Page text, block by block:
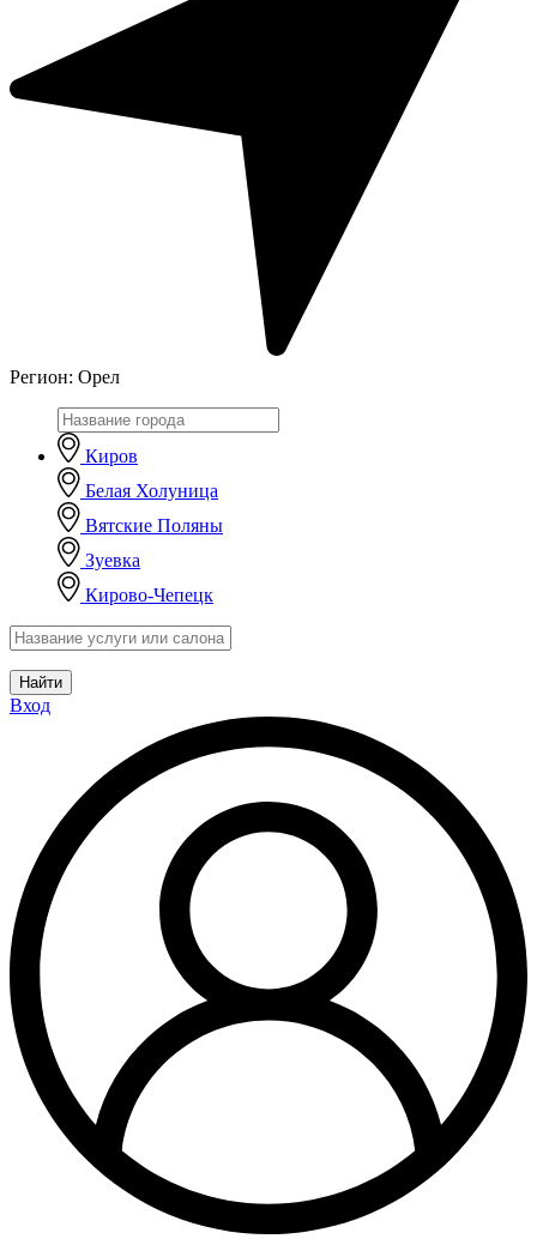
Регион: Орел
Киров
Белая Холуница
Вятские Поляны
Зуевка
Кирово-Чепецк
Найти
Вход